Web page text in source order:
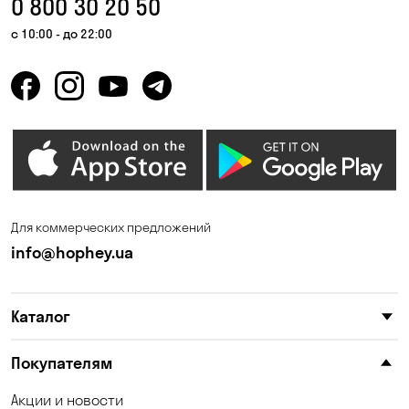
Горишние Плавни
Елизаветовка Зазимье
Калиновка
Киев
Княжичи
0 800 30 20 50
с 10:00 - до 22:00
Для коммерческих предложений
info@hophey.ua
Каталог
Покупателям
Акции и новости